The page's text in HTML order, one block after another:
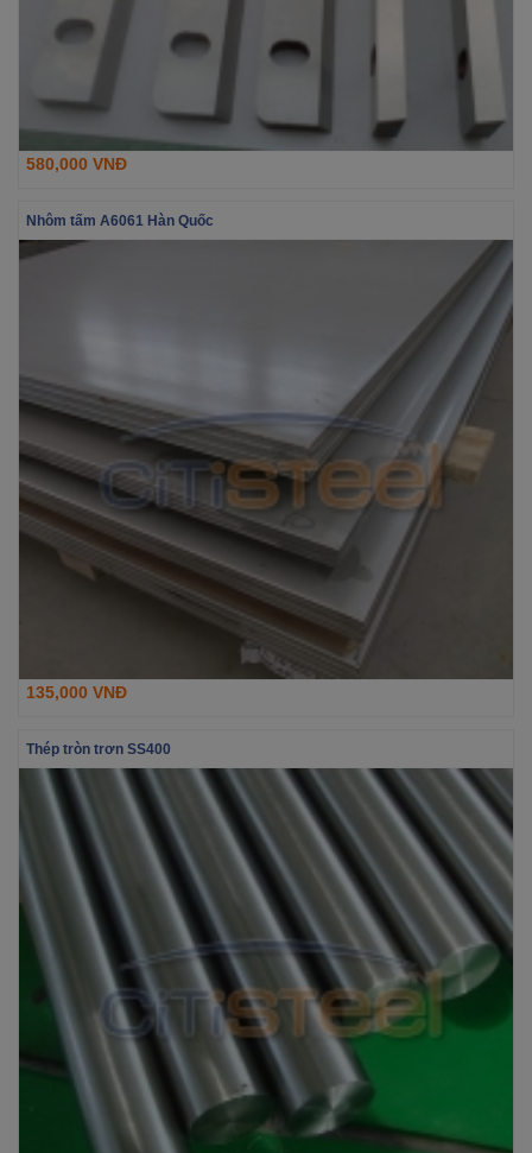
580,000 VNĐ
Nhôm tấm A6061 Hàn Quốc
135,000 VNĐ
Thép tròn trơn SS400